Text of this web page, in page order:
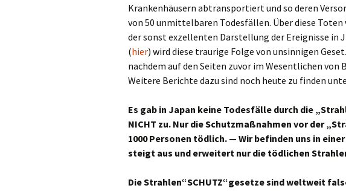
Krankenhäusern abtransportiert und so deren
von 50 unmittelbaren Todesfällen. Über diese
der sonst exzellenten Darstellung der Ereignisse in
(hier) wird diese traurige Folge von unsinnigen
nachdem auf den Seiten zuvor im Wesentlichen von
Weitere Berichte dazu sind noch heute zu finden
Es gab in Japan keine Todesfälle durch die
NICHT zu. Nur die Schutzmaßnahmen vor der
1000 Personen tödlich. — Wir befinden uns in
steigt aus und erweitert nur die tödlichen
Die Strahlen“SCHUTZ“gesetze sind weltweit